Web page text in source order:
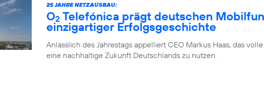
25 JAHRE NETZAUSBAU:
O2 Telefónica prägt deutschen
einzigartiger Erfolgsgeschichte
Anlässlich des Jahrestags appelliert CEO Markus Haas, das
eine nachhaltige Zukunft Deutschlands zu nutzen.